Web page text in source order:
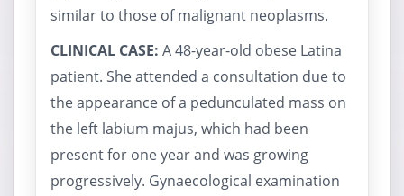
similar to those of malignant neoplasms.
CLINICAL CASE: A 48-year-old obese Latina
patient. She attended a consultation due to
the appearance of a pedunculated mass on
the left labium majus, which had been
present for one year and was growing
progressively. Gynaecological examination